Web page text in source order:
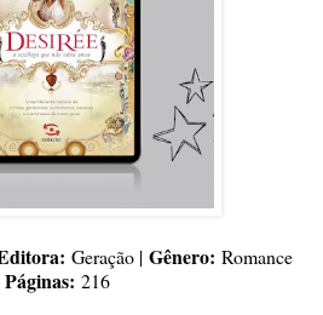
Geração | Gênero: Romance
Páginas: 216